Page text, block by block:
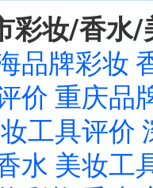
彩妆/香水/
品牌彩妆
价 重庆品
工具评价
水 美妆工